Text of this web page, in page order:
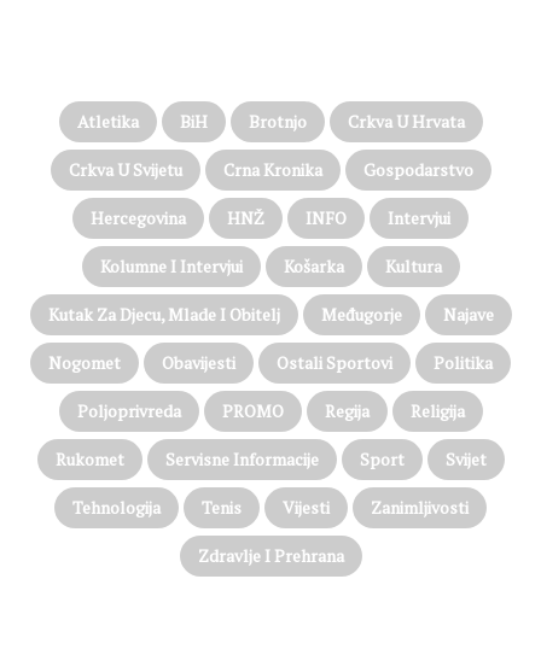
Atletika BiH Brotnjo Crkva U Hrvata
Crkva U Svijetu Crna Kronika Gospodarstvo
Hercegovina HNŽ INFO Intervjui
Kolumne I Intervjui Košarka Kultura
Kutak Za Djecu, Mlade I Obitelj Međugorje Najave
Nogomet Obavijesti Ostali Sportovi Politika
Poljoprivreda PROMO Regija Religija
Rukomet Servisne Informacije Sport Svijet
Tehnologija Tenis Vijesti Zanimljivosti
Zdravlje I Prehrana